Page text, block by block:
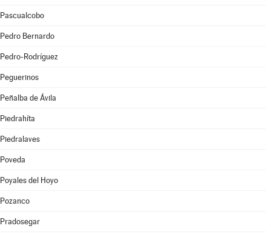
Pascualcobo
Pedro Bernardo
Pedro-Rodríguez
Peguerinos
Peñalba de Ávila
Piedrahíta
Piedralaves
Poveda
Poyales del Hoyo
Pozanco
Pradosegar